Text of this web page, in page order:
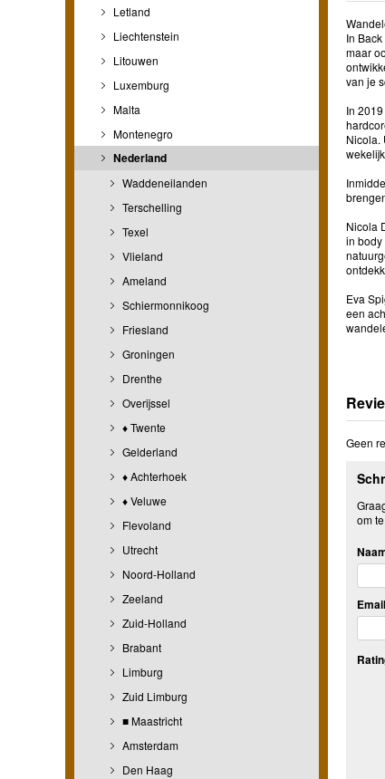
Letland
Liechtenstein
Litouwen
Luxemburg
Malta
Montenegro
Nederland
Waddeneilanden
Terschelling
Texel
Vlieland
Ameland
Schiermonnikoog
Friesland
Groningen
Drenthe
Overijssel
♦ Twente
Gelderland
♦ Achterhoek
♦ Veluwe
Flevoland
Utrecht
Noord-Holland
Zeeland
Zuid-Holland
Brabant
Limburg
Zuid Limburg
■ Maastricht
Amsterdam
Den Haag
In
maar
van je
In
Nicola.
Nicola
in body
Eva
een
Geen
om